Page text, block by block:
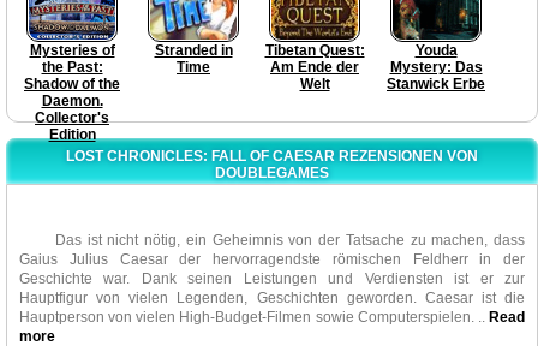
Mysteries of
the Past:
Shadow of the
Daemon.
Collector's
Edition
Stranded in
Time
Tibetan Quest:
Am Ende der
Welt
Youda
Mystery: Das
Stanwick Erbe
LOST CHRONICLES: FALL OF CAESAR REZENSIONEN VON
DOUBLEGAMES
Das ist nicht nötig, ein Geheimnis von der Tatsache zu machen, dass
Gaius Julius Caesar der hervorragendste römischen Feldherr in der
Geschichte war. Dank seinen Leistungen und Verdiensten ist er zur
Hauptfigur von vielen Legenden, Geschichten geworden. Caesar ist die
Hauptperson von vielen High-Budget-Filmen sowie Computerspielen.
..Read
more